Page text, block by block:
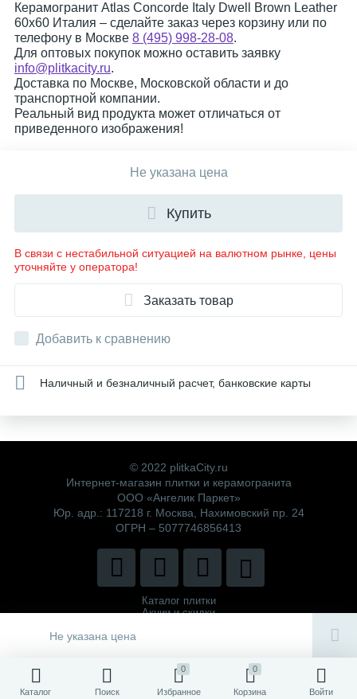
Каталог Поиск
0
Избранное
0
Корзина Войти
Керамогранит Atlas Concorde Italy Dwell Brown Leather
60x60 Италия – сделайте заказ через корзину или по
телефону в Москве 8 (495) 998-28-08.
Для оптовых покупок можно оставить заявку
info@plitkacity.ru.
Доставка по Москве, Московской области и до
транспортной компании.
Реальный вид продукта может отличаться от
приведенного изображения!
Не указана цена
Не указана цена
Купить
В связи с нестабильной ситуацией на валютном рынке, цены
уточняйте у оператора!
Заказать товар
Добавить к сравнению
Наличный и безналичный расчет, банковские карты
© 2022 plitkaCity.ru
Интернет-магазин плитки и керамогранита
ООО «Ангелик Паркет»
Юр. адр.: 117218 г. Москва, Нахимовский пр. 24
ОГРН – 5077746856413
Каталог плитки
Акции и скидки